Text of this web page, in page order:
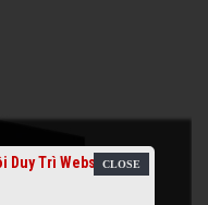
Duy Trì Website